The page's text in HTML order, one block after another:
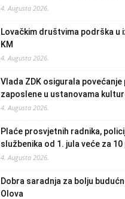
4. Augusta 2026.
Lovačkim društvima podrška u
KM
4. Augusta 2026.
Vlada ZDK osigurala povećanje
zaposlene u ustanovama
4. Augusta 2026.
Plaće prosvjetnih radnika,
službenika od 1. jula veće za
4. Augusta 2026.
Dobra saradnja za bolju
Olova